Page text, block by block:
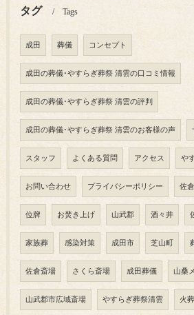
タグ Tags
成田 葬儀 コンセプト
成田の葬儀･やすらぎ葬祭 清雲の口コミ情報
成田の葬儀･やすらぎ葬祭 清雲の評判
成田の葬儀･やすらぎ葬祭 清雲のお客様の声
スタッフ よくある質問 アクセス や
お問い合わせ プライバシーポリシー 佐倉
位牌 お焚き上げ 山武郡 酒々井
家族葬 感染対策 成田市 芝山町
佐倉斎場 さくら斎場 成田葬儀 山桑
山武郡市広域斎場 やすらぎ葬祭清雲 火葬